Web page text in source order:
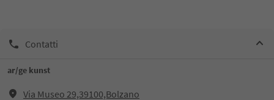
Contatti
ar/ge kunst
Via Museo 29,39100,Bolzano